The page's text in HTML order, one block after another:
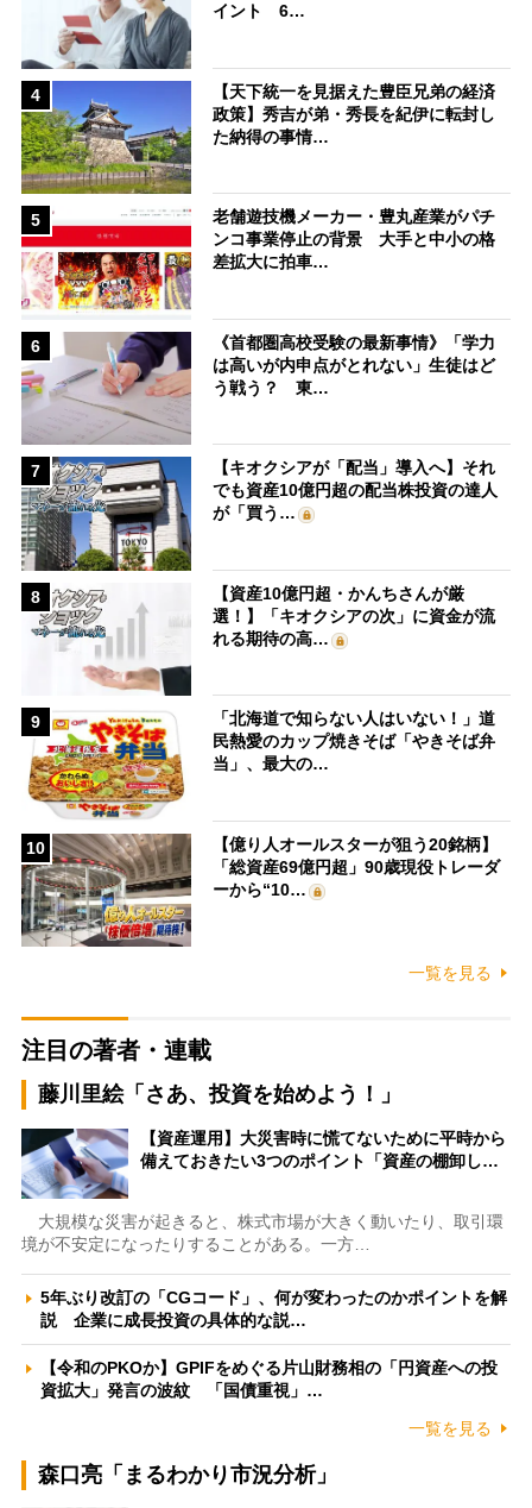
イント 6…
4
【天下統一を見据えた豊臣兄弟の経済
政策】秀吉が弟・秀長を紀伊に転封し
た納得の事情…
5
老舗遊技機メーカー・豊丸産業がパチ
ンコ事業停止の背景 大手と中小の格
差拡大に拍車…
6
《首都圏高校受験の最新事情》「学力
は高いが内申点がとれない」生徒はど
う戦う？ 東…
7
【キオクシアが「配当」導入へ】それ
でも資産10億円超の配当株投資の達人
が「買う…
8
【資産10億円超・かんちさんが厳
選！】「キオクシアの次」に資金が流
れる期待の高…
9
「北海道で知らない人はいない！」道
民熱愛のカップ焼きそば「やきそば弁
当」、最大の…
10
【億り人オールスターが狙う20銘柄】
「総資産69億円超」90歳現役トレーダ
ーから“10…
一覧を見る
注目の著者・連載
藤川里絵「さあ、投資を始めよう！」
【資産運用】大災害時に慌てないために平時から
備えておきたい3つのポイント「資産の棚卸し…
大規模な災害が起きると、株式市場が大きく動いたり、取引環
境が不安定になったりすることがある。一方…
5年ぶり改訂の「CGコード」、何が変わったのかポイントを解
説 企業に成長投資の具体的な説…
【令和のPKOか】GPIFをめぐる片山財務相の「円資産への投
資拡大」発言の波紋 「国債重視」…
一覧を見る
森口亮「まるわかり市況分析」